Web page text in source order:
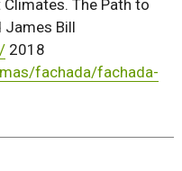
The Path to
James Bill
2018
fachada/fachada-